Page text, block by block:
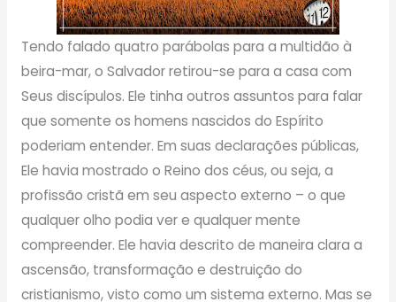
Tendo falado quatro parábolas para a multidão à
beira-mar, o Salvador retirou-se para a casa com
Seus discípulos. Ele tinha outros assuntos para falar
que somente os homens nascidos do Espírito
poderiam entender. Em suas declarações públicas,
Ele havia mostrado o Reino dos céus, ou seja, a
profissão cristã em seu aspecto externo – o que
qualquer olho podia ver e qualquer mente
compreender. Ele havia descrito de maneira clara a
ascensão, transformação e destruição do
cristianismo, visto como um sistema externo. Mas se